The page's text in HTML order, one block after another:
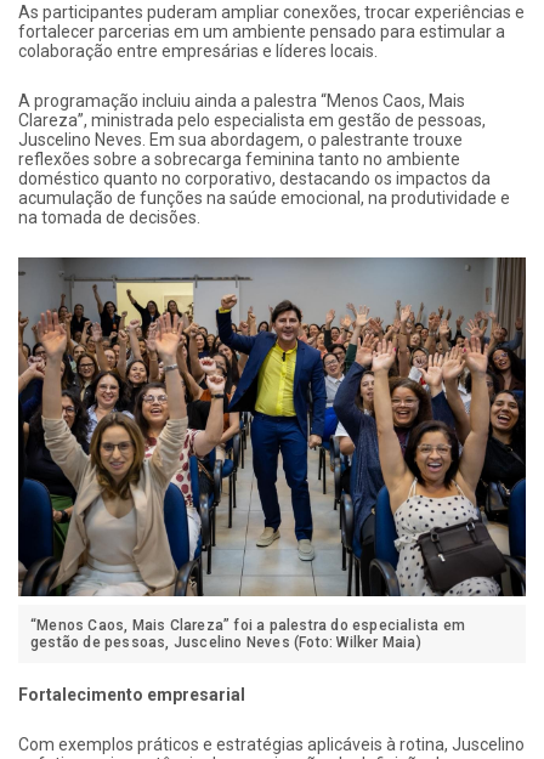
As participantes puderam ampliar conexões, trocar experiências e
fortalecer parcerias em um ambiente pensado para estimular a
colaboração entre empresárias e líderes locais.
A programação incluiu ainda a palestra “Menos Caos, Mais
Clareza”, ministrada pelo especialista em gestão de pessoas,
Juscelino Neves. Em sua abordagem, o palestrante trouxe
reflexões sobre a sobrecarga feminina tanto no ambiente
doméstico quanto no corporativo, destacando os impactos da
acumulação de funções na saúde emocional, na produtividade e
na tomada de decisões.
“Menos Caos, Mais Clareza” foi a palestra do especialista em
gestão de pessoas, Juscelino Neves (Foto: Wilker Maia)
Fortalecimento empresarial
Com exemplos práticos e estratégias aplicáveis à rotina, Juscelino